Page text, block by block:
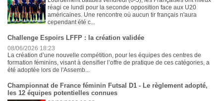
réagi ce lundi pour la seconde opposition face aux U20
américaines. Une rencontre où aucun tir français n'aura
cependant été c...
Challenge Espoirs LFFP : la création validée
08/06/2026 18:23
La création d’une nouvelle compétition, pour les équipes des centres de
formation féminins, visant à densifier l’offre de pratique de ces catégories, a
été adoptée lors de l'Assemb...
Championnat de France féminin Futsal D1 - Le règlement adopté,
les 12 équipes potentielles connues